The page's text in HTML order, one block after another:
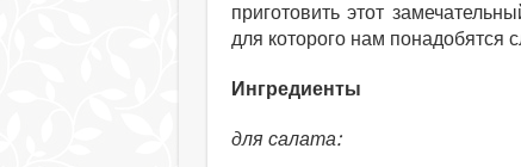
приготовить этот
для которого нам понадобятся
Ингредиенты
для салата: